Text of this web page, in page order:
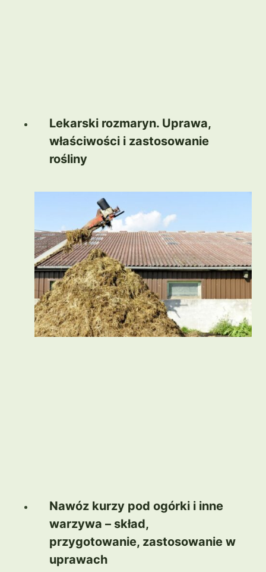
Lekarski rozmaryn. Uprawa,
właściwości i zastosowanie
rośliny
Nawóz kurzy pod ogórki i inne
warzywa – skład,
przygotowanie, zastosowanie w
uprawach